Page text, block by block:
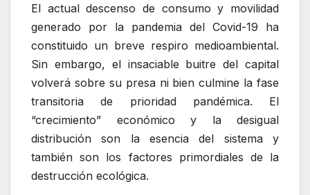
El actual descenso de consumo y movilidad
generado por la pandemia del Covid-19 ha
constituido un breve respiro medioambiental.
Sin embargo, el insaciable buitre del capital
volverá sobre su presa ni bien culmine la fase
transitoria de prioridad pandémica. El
“crecimiento” económico y la desigual
distribución son la esencia del sistema y
también son los factores primordiales de la
destrucción ecológica.